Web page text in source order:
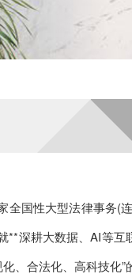
全国性大型法律事务(
**深耕大数据、AI等互
、合法化、高科技化”